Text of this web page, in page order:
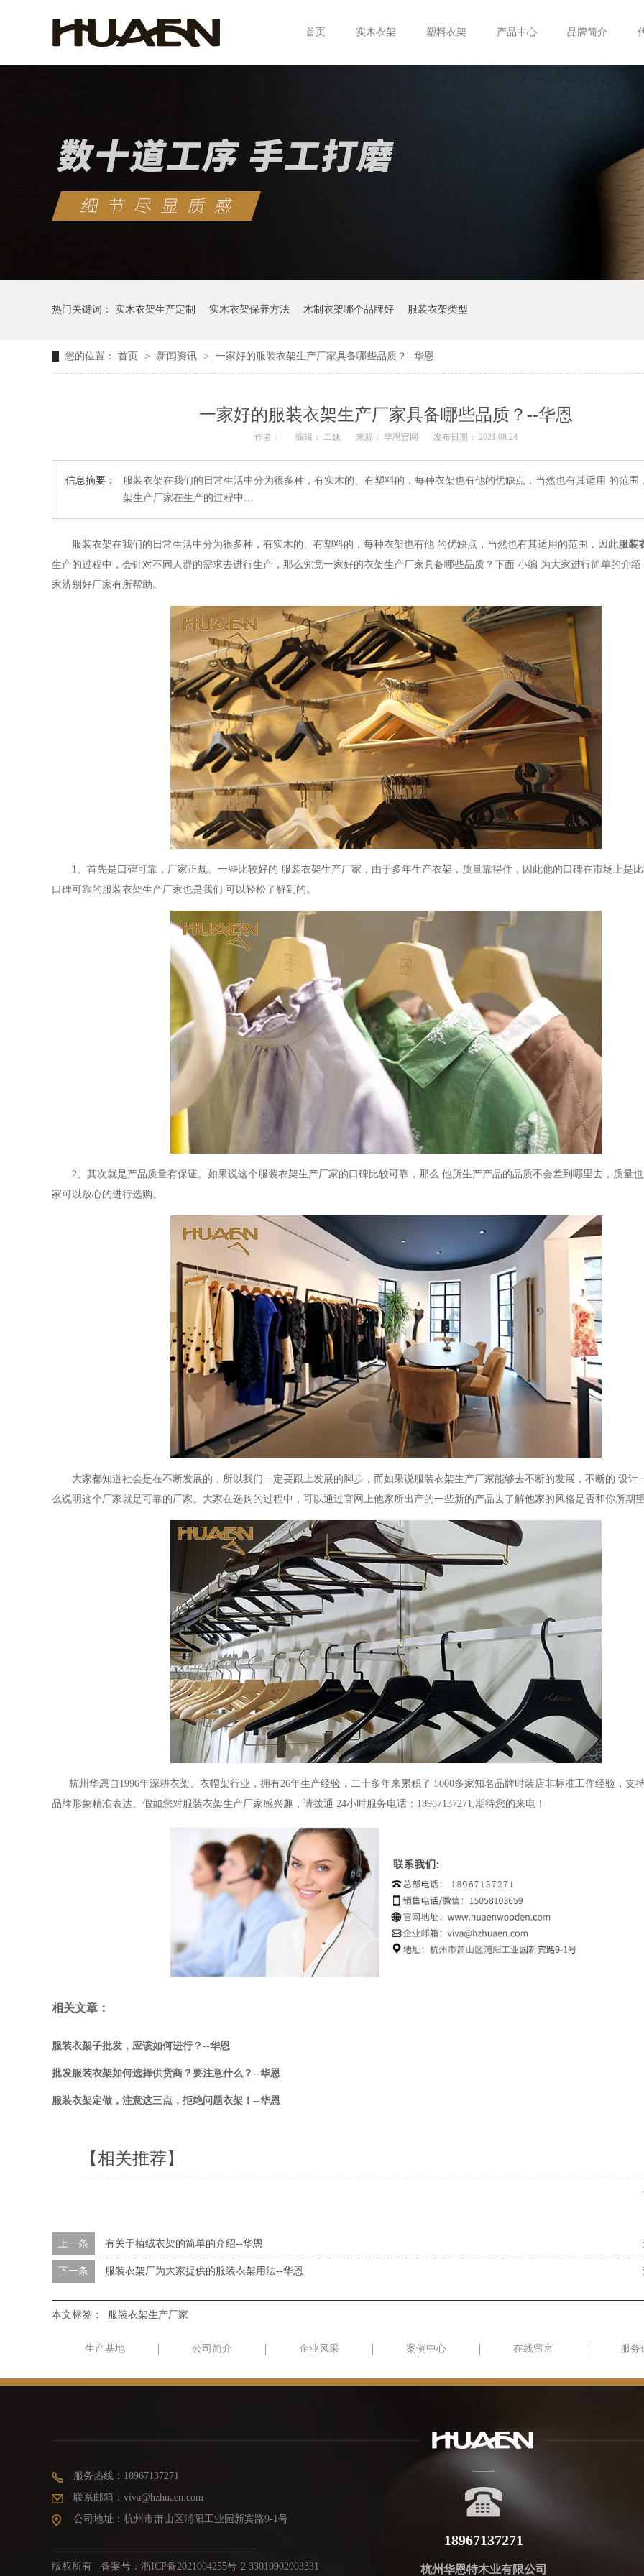
首页 实木衣架 塑料衣架 产品中心 品牌简介
热门关键词： 实木衣架生产定制 实木衣架保养方法 木制衣架哪个品牌好 服装衣架类型
您的位置： 首页 > 新闻资讯 > 一家好的服装衣架生产厂家具备哪些品质？--华恩
一家好的服装衣架生产厂家具备哪些品质？--华恩
作者： 编辑： 二妹 来源： 华恩官网 发布日期： 2021.08.24
信息摘要：
服装衣架在我们的日常生活中分为很多种，有实木的、有塑料的，每种衣架也有他的优缺点，当然也有其适用 的范围
架生产厂家在生产的过程中…
服装衣架在我们的日常生活中分为很多种，有实木的、 有塑料的 ， 每种衣架也有他 的优缺点，当然也有其适用 的范围，因此服装
生产的过程中， 会针对不同人群的需求去进行生产 ，那么究竟一家好的衣架生产厂家具备哪些品质？下面 小编 为大家进行简单的介
家辨别好厂家有所帮助。
1、 首先是口碑可靠 ， 厂家正规。 一些比较好的 服装衣架生产厂家 ，由于多年生产衣架 ， 质量靠得住，因此他的口碑在市场上是
口碑可靠的服装衣架生产厂家也是我们 可以轻松了解到的。
2、 其次就是产品质量有保证。 如果说这个服装衣架生产厂家的口碑比较可靠，那么 他所生产产品的品质不会差到哪里去 ，质量
家可以放心的进行选购。
大家都知道社会是在不断发展的，所以我们一定要跟上发展的脚步，而如果说服装衣架生产厂家能够去不断的发展 ， 不断的 设计
么说明这个厂家就是可靠的厂家。 大家在选购的过程中，可以通过官网上他家所出产的一些新的产品去了解他家的风格是否和你所期
杭州华恩自 1996年深耕衣架、衣帽架行业，拥有26年生产经验，二十多年来累积了 5000多家知名品牌时装店非标准工作经验，支
品牌形象精准表达。假如您对服装衣架生产厂家感兴趣，请拨通 24小时服务电话： 18967137271,期待您的来电！
相关文章：
服装衣架子批发，应该如何进行？--华恩
批发服装衣架如何选择供货商？要注意什么？--华恩
服装衣架定做，注意这三点，拒绝问题衣架！--华恩
【相关推荐】
上一条 有关于植绒衣架的简单的介绍--华恩
下一条 服装衣架厂为大家提供的服装衣架用法--华恩
本文标签： 服装衣架生产厂家
生产基地 公司简介 企业风采 案例中心 在线留言 服务
服务热线：18967137271
联系邮箱：viva@hzhuaen.com
公司地址：杭州市萧山区浦阳工业园新宾路9-1号
版权所有 备案号： 浙ICP备2021004255号-2 33010902003331
18967137271
杭州华恩特木业有限公司